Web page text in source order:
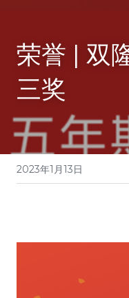
荣誉 | 双
三奖
2023年1月13日